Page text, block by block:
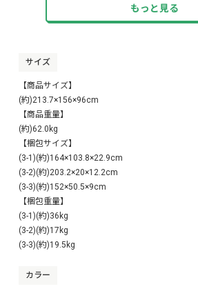
もっと見る
サイズ
【商品サイズ】
(約)213.7×156×96cm
【商品重量】
(約)62.0kg
【梱包サイズ】
(3-1)(約)164×103.8×22.9cm
(3-2)(約)203.2×20×12.2cm
(3-3)(約)152×50.5×9cm
【梱包重量】
(3-1)(約)36kg
(3-2)(約)17kg
(3-3)(約)19.5kg
カラー